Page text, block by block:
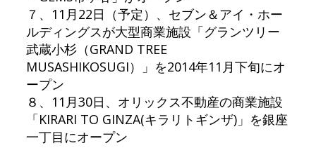
７、11月22日（予定）、セブン＆アイ・ホー
ルディングスが大型商業施設「グランツリー
武蔵小杉（GRAND TREE
MUSASHIKOSUGI）」を2014年11月下旬にオ
ープン
８、11月30日、オリックス不動産の商業施設
「KIRARI TO GINZA(キラリトギンザ)」を銀座
一丁目にオープン